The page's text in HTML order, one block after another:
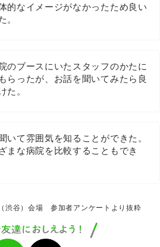
的なイメージがなかったため良い
。
のブースにいたスタッフのかたに
らったが、お話を聞いてみたら良
た。
いて雰囲気を知ることができた。
まな病院を比較することもでき
渋谷）会場 参加者アンケートより抜粋